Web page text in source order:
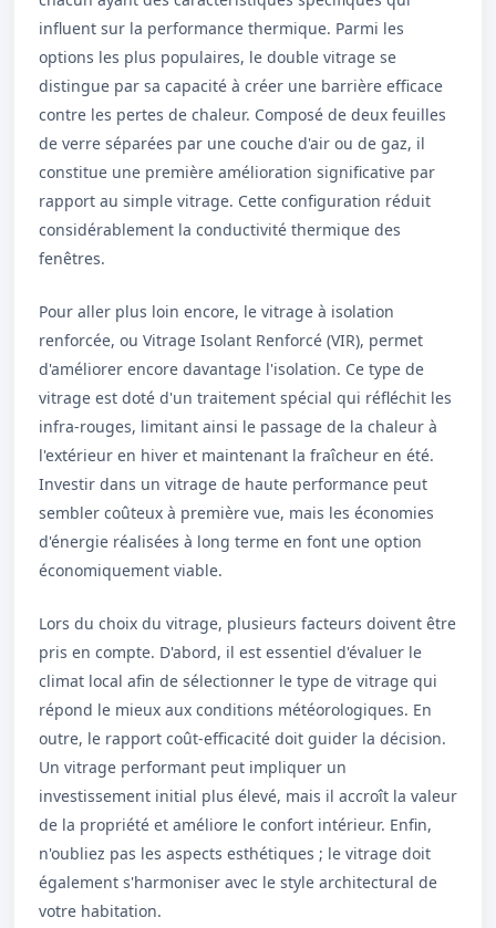
influent sur la performance thermique. Parmi les
options les plus populaires, le double vitrage se
distingue par sa capacité à créer une barrière efficace
contre les pertes de chaleur. Composé de deux feuilles
de verre séparées par une couche d'air ou de gaz, il
constitue une première amélioration significative par
rapport au simple vitrage. Cette configuration réduit
considérablement la conductivité thermique des
fenêtres.
Pour aller plus loin encore, le vitrage à isolation
renforcée, ou Vitrage Isolant Renforcé (VIR), permet
d'améliorer encore davantage l'isolation. Ce type de
vitrage est doté d'un traitement spécial qui réfléchit les
infra-rouges, limitant ainsi le passage de la chaleur à
l'extérieur en hiver et maintenant la fraîcheur en été.
Investir dans un vitrage de haute performance peut
sembler coûteux à première vue, mais les économies
d'énergie réalisées à long terme en font une option
économiquement viable.
Lors du choix du vitrage, plusieurs facteurs doivent être
pris en compte. D'abord, il est essentiel d'évaluer le
climat local afin de sélectionner le type de vitrage qui
répond le mieux aux conditions météorologiques. En
outre, le rapport coût-efficacité doit guider la décision.
Un vitrage performant peut impliquer un
investissement initial plus élevé, mais il accroît la valeur
de la propriété et améliore le confort intérieur. Enfin,
n'oubliez pas les aspects esthétiques ; le vitrage doit
également s'harmoniser avec le style architectural de
votre habitation.